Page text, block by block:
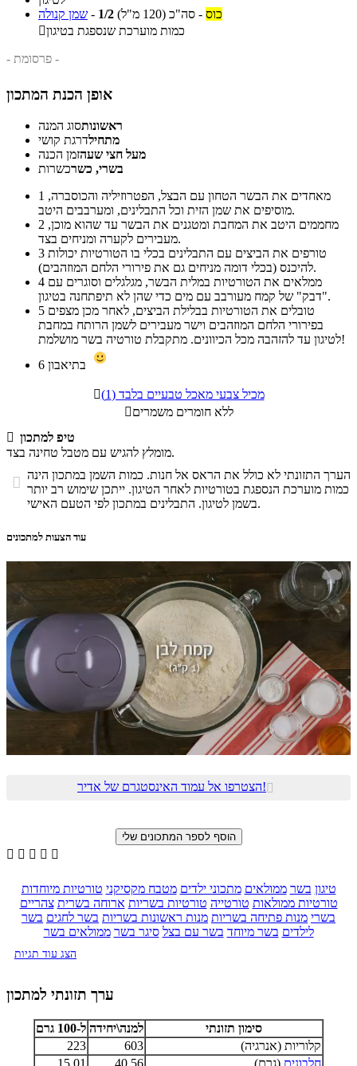
שמן קנולה - 1/2 כוס - סה"כ (120 מ"ל)
כמות מוערכת שנספגת בטיגון
- פרסומת -
אופן הכנת המתכון
ראשונותסוג המנה
מתחילדרגת קושי
מעל חצי שעהזמן הכנה
בשרי, כשרכשרות
1
מוסיפים את שמן הזית וכל התבלינים, ומערבבים היטב.
2
מעבירים לקערה ומניחים בצד.
3
להיכנס (בכלי דומה מניחים גם את פירורי הלחם המוזהבים).
4
"דבק" של קמח מעורבב עם מים כדי שהן לא תיפתחנה בטיגון.
5
בפירורי הלחם המוזהבים וישר מעבירים לשמן הרותח במחבת
לטיגון עד להזהבה מכל הכיוונים. מתקבלת טורטיה בשר מושלמת!
6

מכיל צבעי מאכל טבעיים בלבד (1)
ללא חומרים משמרים
 טיפ למתכון
מומלץ להגיש עם מטבל טחינה בצד.
 הערך התזונתי לא כולל את הראס אל חנות. כמות השמן במתכון הינה
כמות מוערכת הנספגת בטורטיות לאחר הטיגון. ייתכן שימוש רב יותר
בשמן לטיגון. התבלינים במתכון לפי הטעם האישי.
עוד הצעות למתכונים
הצטרפו אל עמוד האינסטגרם של אדיר!
    
טיגון בשר ממולאים מתכוני ילדים מטבח מקסיקני טורטיות מיוחדות
טורטיות ממולאות טורטייה טורטיות בשריות ארוחה בשרית צהריים
בשרי מנות פתיחה בשריות מנות ראשונות בשריות בשר לחגים בשר
לילדים בשר מיוחד בשר עם בצל סיגר בשר ממולאים בשר
הצג עוד תגיות
ערך תזונתי למתכון
סימון תזונתי למנה\יחידה ל-100 גרם
קלוריות (אנרגיה)
603
223
חלבונים (גרם) 40.56
15.01